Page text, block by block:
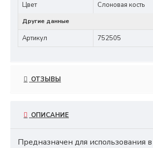
Цвет
Слоновая кость
Другие данные
Артикул 752505
ОТЗЫВЫ
ОПИСАНИЕ
Предназначен для использования